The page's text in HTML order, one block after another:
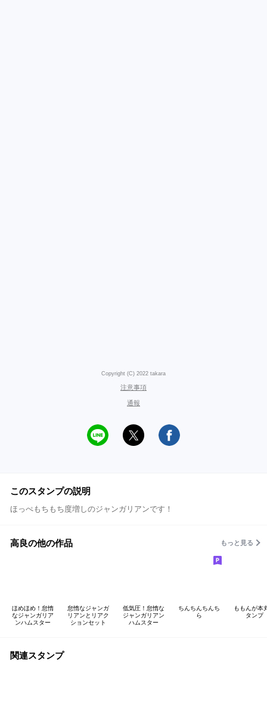
Copyright (C) 2022 takara
注意事項
通報
このスタンプの説明
ほっぺもちもち度増しのジャンガリアンです！
高良の他の作品 もっと見る
ほめほめ！怠惰
なジャンガリア
ンハムスター
怠惰なジャンガ
リアンとリアク
ションセット
低気圧！怠惰な
ジャンガリアン
ハムスター
ちんちんちんち
ら
ももんが本
タンプ
関連スタンプ